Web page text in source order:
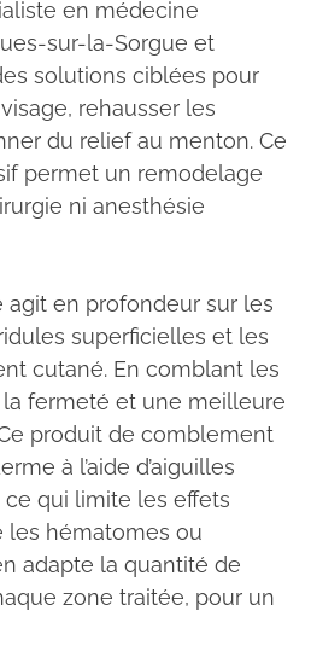
en médecine
sur-la-Sorgue et
solutions ciblées pour
rehausser les
du relief au menton. Ce
permet un remodelage
ni anesthésie
agit en profondeur sur les
superficielles et les
cutané. En comblant les
fermeté et une meilleure
produit de comblement
à l’aide d’aiguilles
qui limite les effets
les hématomes ou
adapte la quantité de
zone traitée, pour un